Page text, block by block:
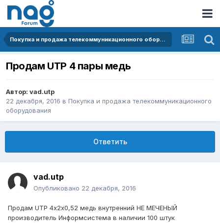
Покупка и продажа телекоммуникационного оборудования
Продам UTP 4 пары медь
Автор: vad.utp
22 декабря, 2016 в Покупка и продажа телекоммуникационного
оборудования
Ответить
vad.utp
Опубликовано 22 декабря, 2016
Продам UTP 4х2х0,52 медь внутренний НЕ МЕЧЕНЫЙ
производитель Информсистема в наличии 100 штук